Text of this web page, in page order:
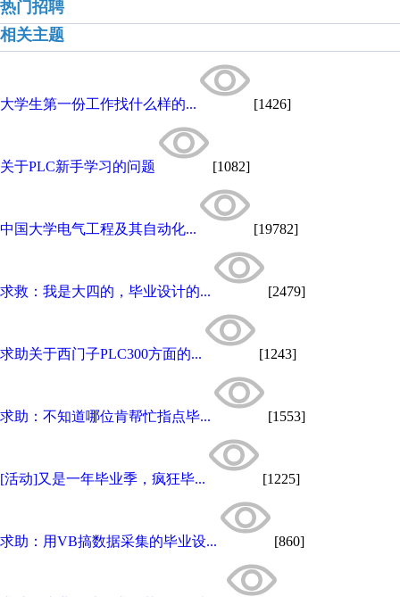
热门招聘
相关主题
大学生第一份工作找什么样的... [1426]
关于PLC新手学习的问题 [1082]
中国大学电气工程及其自动化... [19782]
求救：我是大四的，毕业设计的... [2479]
求助关于西门子PLC300方面的... [1243]
求助：不知道哪位肯帮忙指点毕... [1553]
[活动]又是一年毕业季，疯狂毕... [1225]
求助：用VB搞数据采集的毕业设... [860]